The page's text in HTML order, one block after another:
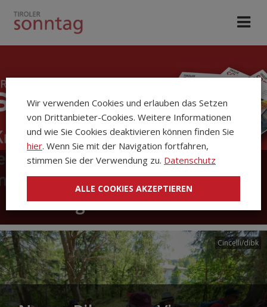
Die Kirchenzeitung Tiroler
Sonntag
Cincelli/dibk
Wir verwenden Cookies und erlauben das Setzen
von Drittanbieter-Cookies. Weitere Informationen
und wie Sie Cookies deaktivieren können finden Sie
hier. Wenn Sie mit der Navigation fortfahren,
stimmen Sie der Verwendung zu. Datenschutz
ALLE COOKIES AKZEPTIEREN